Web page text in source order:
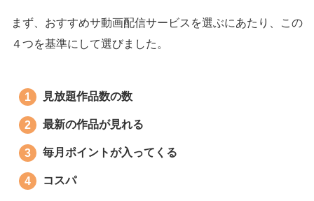
まず、おすすめサ動画配信サービスを選ぶにあたり、この
４つを基準にして選びました。
見放題作品数の数
最新の作品が見れる
毎月ポイントが入ってくる
コスパ